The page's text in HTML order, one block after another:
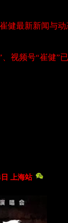
健最新新闻与
视频号“崔健”
上海站